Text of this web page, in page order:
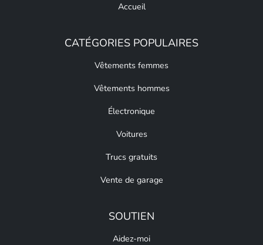
Accueil
CATÉGORIES POPULAIRES
Vêtements femmes
Vêtements hommes
Électronique
Voitures
Trucs gratuits
Vente de garage
SOUTIEN
Aidez-moi